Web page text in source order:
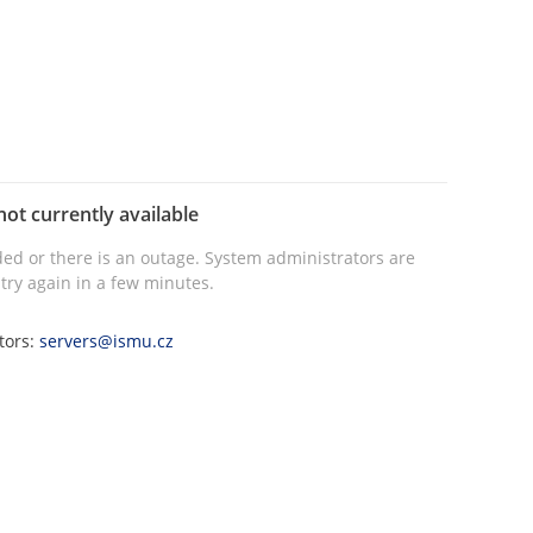
currently available
or there is an outage. System administrators are
again in a few minutes.
servers@ismu.cz